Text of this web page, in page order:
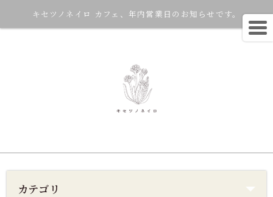
キセツノネイロ カフェ、年内営業日のお知らせです。
カテゴリ